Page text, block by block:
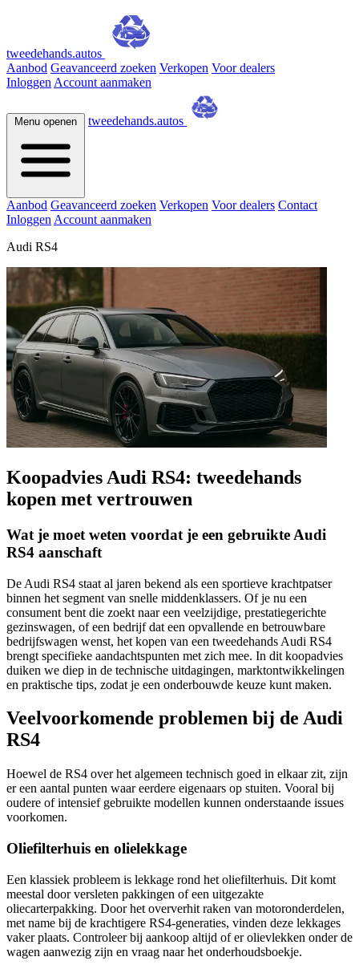
tweedehands.autos
Aanbod Geavanceerd zoeken Verkopen Voor dealers
Inloggen Account aanmaken
Menu openen tweedehands.autos
Aanbod Geavanceerd zoeken Verkopen Voor dealers Contact
Inloggen Account aanmaken
Audi RS4
Koopadvies Audi RS4: tweedehands
kopen met vertrouwen
Wat je moet weten voordat je een gebruikte Audi
RS4 aanschaft
De Audi RS4 staat al jaren bekend als een sportieve krachtpatser
binnen het segment van snelle middenklassers. Of je nu een
consument bent die zoekt naar een veelzijdige, prestatiegerichte
gezinswagen, of een bedrijf dat een opvallende en betrouwbare
bedrijfswagen wenst, het kopen van een tweedehands Audi RS4
brengt specifieke aandachtspunten met zich mee. In dit koopadvies
duiken we diep in de technische uitdagingen, marktontwikkelingen
en praktische tips, zodat je een onderbouwde keuze kunt maken.
Veelvoorkomende problemen bij de Audi
RS4
Hoewel de RS4 over het algemeen technisch goed in elkaar zit, zijn
er een aantal punten waar eerdere eigenaars op stuiten. Vooral bij
oudere of intensief gebruikte modellen kunnen onderstaande issues
voorkomen.
Oliefilterhuis en olielekkage
Een klassiek probleem is lekkage rond het oliefilterhuis. Dit komt
meestal door versleten pakkingen of een uitgezakte
oliecarterpakking. Door het oververhit raken van motoronderdelen,
met name bij de krachtigere RS4-generaties, vinden deze lekkages
vaker plaats. Controleer bij aankoop altijd of er olievlekken onder de
wagen aanwezig zijn en vraag naar het onderhoudsboekje.